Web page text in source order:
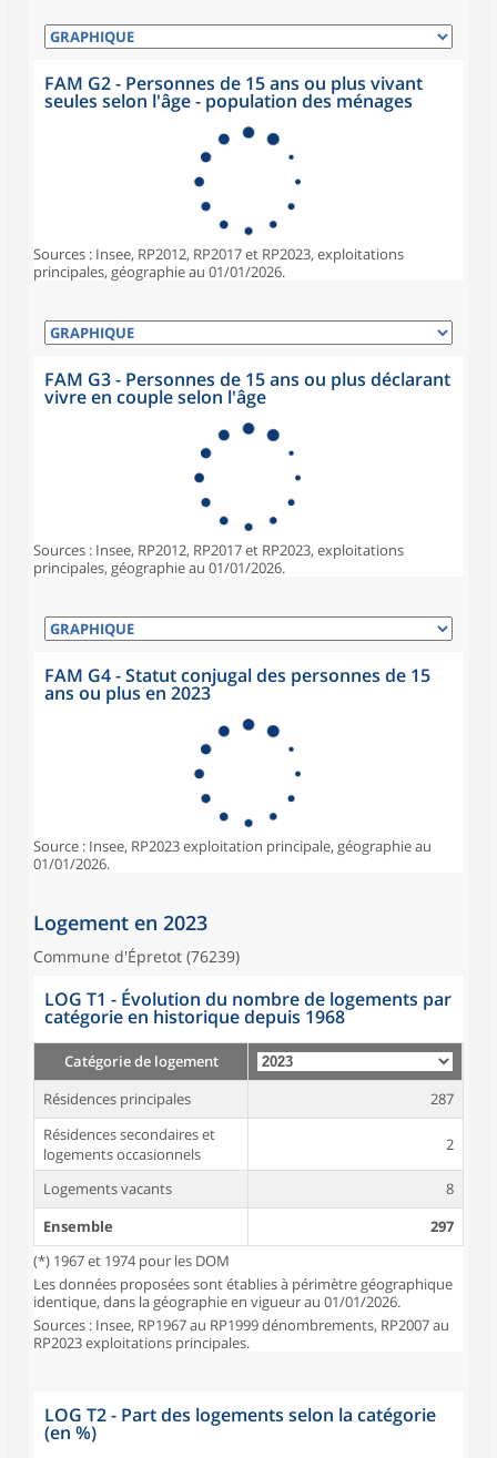
FAM G2 - Personnes de 15 ans ou plus vivant
seules selon l'âge - population des ménages
Sources : Insee, RP2012, RP2017 et RP2023, exploitations
principales, géographie au 01/01/2026.
FAM G3 - Personnes de 15 ans ou plus déclarant
vivre en couple selon l'âge
Sources : Insee, RP2012, RP2017 et RP2023, exploitations
principales, géographie au 01/01/2026.
FAM G4 - Statut conjugal des personnes de 15
ans ou plus en 2023
Source : Insee, RP2023 exploitation principale, géographie au
01/01/2026.
Logement en 2023
Commune d'Épretot (76239)
LOG T1 - Évolution du nombre de logements par
catégorie en historique depuis 1968
Catégorie de logement
Résidences principales
287
Résidences secondaires et
logements occasionnels
2
Logements vacants
8
Ensemble
297
(*) 1967 et 1974 pour les DOM
Les données proposées sont établies à périmètre géographique
identique, dans la géographie en vigueur au 01/01/2026.
Sources : Insee, RP1967 au RP1999 dénombrements, RP2007 au
RP2023 exploitations principales.
LOG T2 - Part des logements selon la catégorie
(en %)